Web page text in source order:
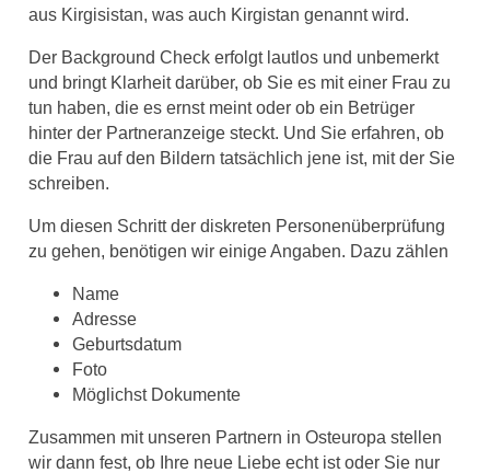
aus Kirgisistan, was auch Kirgistan genannt wird.
Der Background Check erfolgt lautlos und unbemerkt
und bringt Klarheit darüber, ob Sie es mit einer Frau zu
tun haben, die es ernst meint oder ob ein Betrüger
hinter der Partneranzeige steckt. Und Sie erfahren, ob
die Frau auf den Bildern tatsächlich jene ist, mit der Sie
schreiben.
Um diesen Schritt der diskreten Personenüberprüfung
zu gehen, benötigen wir einige Angaben. Dazu zählen
Name
Adresse
Geburtsdatum
Foto
Möglichst Dokumente
Zusammen mit unseren Partnern in Osteuropa stellen
wir dann fest, ob Ihre neue Liebe echt ist oder Sie nur